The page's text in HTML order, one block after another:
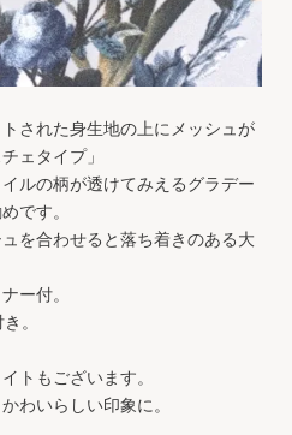
された身生地の上にメッシュが
ェタイプ」
ルの柄が透けてみえるグラデー
です。
を合わせると落ち着きのある大
ー付。
。
トもございます。
わいらしい印象に。